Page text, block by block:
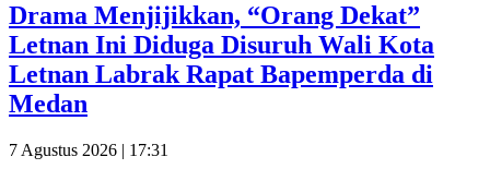
Drama Menjijikkan, “Orang Dekat”
Letnan Ini Diduga Disuruh Wali Kota
Letnan Labrak Rapat Bapemperda di
Medan
7 Agustus 2026 | 17:31